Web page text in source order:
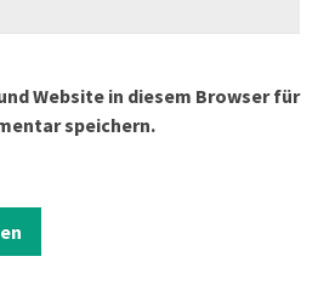
Website in diesem Browser für
speichern.